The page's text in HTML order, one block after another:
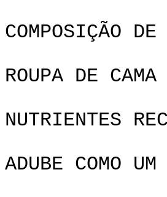
COMPOSIÇÃO DE
ROUPA DE CAMA
NUTRIENTES
ADUBE COMO UM